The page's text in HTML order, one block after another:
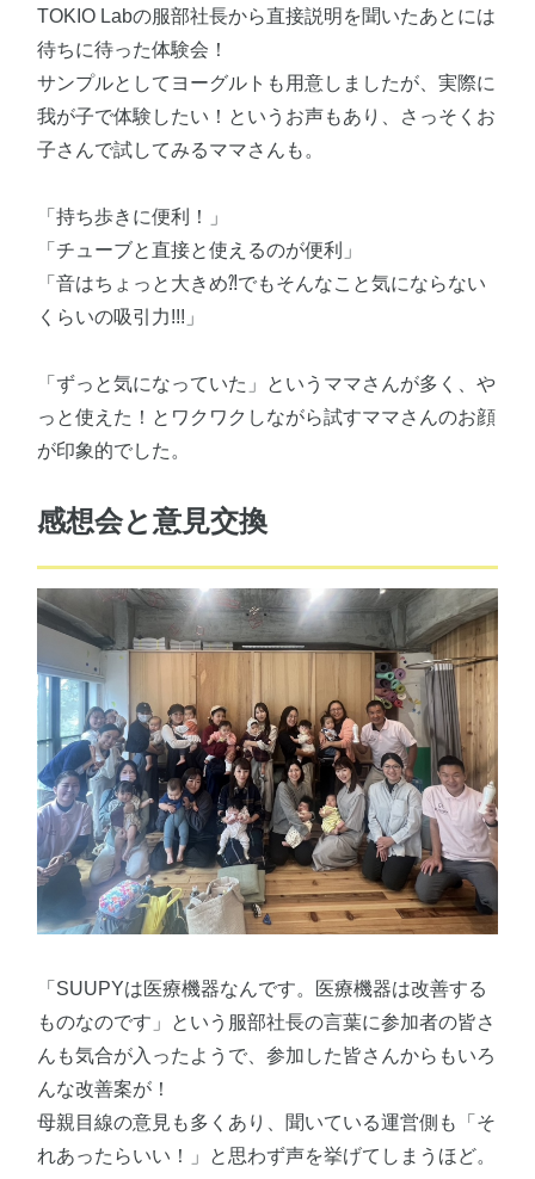
TOKIO Labの服部社長から直接説明を聞いたあとには
待ちに待った体験会！
サンプルとしてヨーグルトも用意しましたが、実際に
我が子で体験したい！というお声もあり、さっそくお
子さんで試してみるママさんも。
「持ち歩きに便利！」
「チューブと直接と使えるのが便利」
「音はちょっと大きめ⁈でもそんなこと気にならない
くらいの吸引力!!!」
「ずっと気になっていた」というママさんが多く、や
っと使えた！とワクワクしながら試すママさんのお顔
が印象的でした。
感想会と意見交換
「SUUPYは医療機器なんです。医療機器は改善する
ものなのです」という服部社長の言葉に参加者の皆さ
んも気合が入ったようで、参加した皆さんからもいろ
んな改善案が！
母親目線の意見も多くあり、聞いている運営側も「そ
れあったらいい！」と思わず声を挙げてしまうほど。